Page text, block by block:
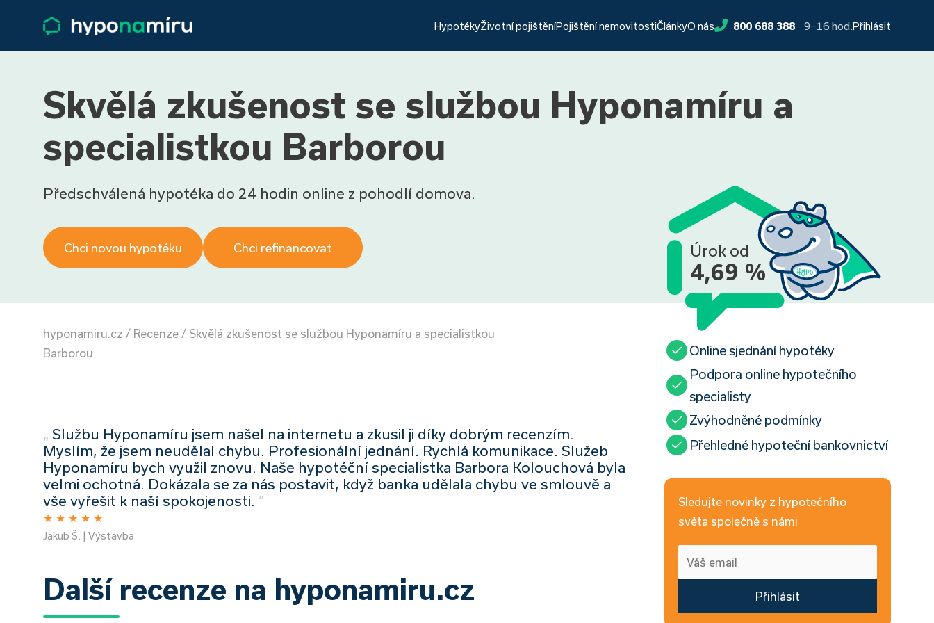
HypotékyŽivotní pojištěníPojištění nemovitostiČlánkyO nás 800 688 388 9−16 hod. Přihlásit
Skvělá zkušenost se službou Hyponamíru a
specialistkou Barborou
Předschválená hypotéka do 24 hodin online z pohodlí domova.
Chci novou hypotéku Chci refinancovat Úrok od
4,69 %
hyponamiru.cz / Recenze / Skvělá zkušenost se službou Hyponamíru a specialistkou
Barborou
„ Službu Hyponamíru jsem našel na internetu a zkusil ji díky dobrým recenzím.
Myslím, že jsem neudělal chybu. Profesionální jednání. Rychlá komunikace. Služeb
Hyponamíru bych využil znovu. Naše hypotéční specialistka Barbora Kolouchová byla
velmi ochotná. Dokázala se za nás postavit, když banka udělala chybu ve smlouvě a
vše vyřešit k naší spokojenosti. ”
★ ★ ★ ★ ★
Jakub Š. | Výstavba
Další recenze na hyponamiru.cz
Online sjednání hypotéky
Podpora online hypotečního
specialisty
Zvýhodněné podmínky
Přehledné hypoteční bankovnictví
Sledujte novinky z hypotečního
světa společně s námi
Přihlásit